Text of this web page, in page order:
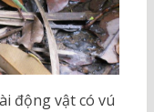
động vật có vú